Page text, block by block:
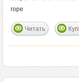
горе
Читать